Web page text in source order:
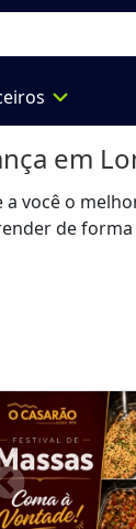
expand_more
em
a você o
de